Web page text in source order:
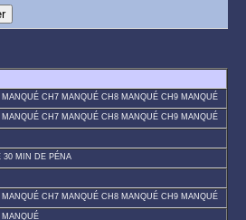
CH7 MANQUÉ CH8 MANQUÉ CH9 MANQUÉ
CH7 MANQUÉ CH8 MANQUÉ CH9 MANQUÉ
30 MIN DE PÉNA
CH7 MANQUÉ CH8 MANQUÉ CH9 MANQUÉ